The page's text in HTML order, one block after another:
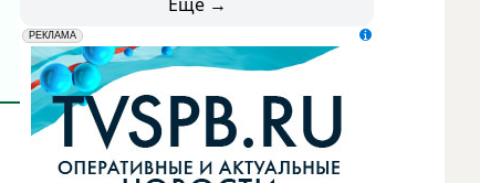
erid: LdtCK5udn
РЕКЛАМА
АО "ГАТР", ИНН: 7841320717